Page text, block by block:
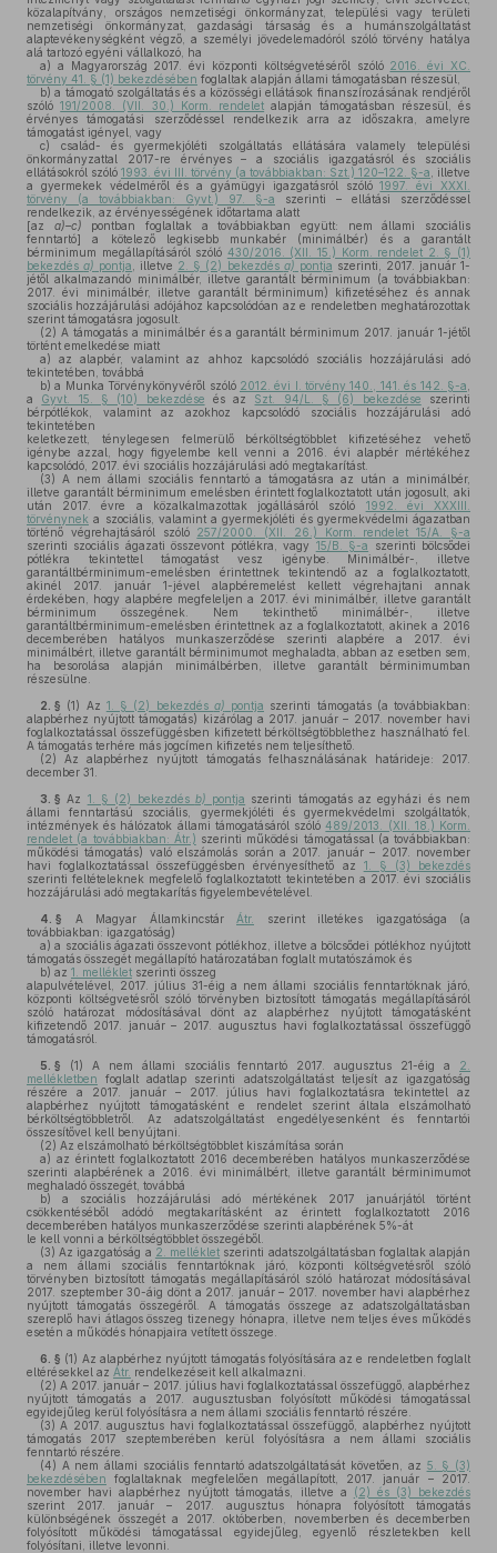
közalapítvány, országos nemzetiségi önkormányzat, települési vagy területi
nemzetiségi önkormányzat, gazdasági társaság és a humánszolgáltatást
alaptevékenységként végző, a személyi jövedelemadóról szóló törvény hatálya
alá tartozó egyéni vállalkozó, ha
a) a Magyarország 2017. évi központi költségvetéséről szóló 2016. évi XC.
törvény 41. § (1) bekezdésében foglaltak alapján állami támogatásban részesül,
b) a támogató szolgáltatás és a közösségi ellátások finanszírozásának rendjéről
szóló191/2008. (VII. 30.) Korm. rendelet alapján támogatásban részesül, és
érvényes támogatási szerződéssel rendelkezik arra az időszakra, amelyre
támogatást igényel, vagy
c) család- és gyermekjóléti szolgáltatás ellátására valamely települési
önkormányzattal 2017-re érvényes – a szociális igazgatásról és szociális
ellátásokról szóló 1993. évi III. törvény (a továbbiakban: Szt.) 120–122. §-a , illetve
a gyermekek védelméről és a gyámügyi igazgatásról szóló1997. évi XXXI.
törvény (a továbbiakban: Gyvt.) 97. §-a szerinti – ellátási szerződéssel
rendelkezik, az érvényességének időtartama alatt
[az a)–c) pontban foglaltak a továbbiakban együtt: nem állami szociális
fenntartó] a kötelező legkisebb munkabér (minimálbér) és a garantált
bérminimum megállapításáról szóló 430/2016. (XII. 15.) Korm. rendelet 2. § (1)
bekezdésa) pontja , illetve 2. § (2) bekezdés a) pontja szerinti, 2017. január 1-
jétől alkalmazandó minimálbér, illetve garantált bérminimum (a továbbiakban:
2017. évi minimálbér, illetve garantált bérminimum) kifizetéséhez és annak
szociális hozzájárulási adójához kapcsolódóan az e rendeletben meghatározottak
szerint támogatásra jogosult.
(2) A támogatás a minimálbér és a garantált bérminimum 2017. január 1-jétől
történt emelkedése miatt
a) az alapbér, valamint az ahhoz kapcsolódó szociális hozzájárulási adó
tekintetében, továbbá
b) a Munka Törvénykönyvéről szóló 2012. évi I. törvény 140., 141. és 142. §-a
a Gyvt. 15. § (10) bekezdése és az Szt. 94/L. § (6) bekezdése szerinti
bérpótlékok, valamint az azokhoz kapcsolódó szociális hozzájárulási adó
tekintetében
keletkezett, ténylegesen felmerülő bérköltségtöbblet kifizetéséhez vehető
igénybe azzal, hogy figyelembe kell venni a 2016. évi alapbér mértékéhez
kapcsolódó, 2017. évi szociális hozzájárulási adó megtakarítást.
(3) A nem állami szociális fenntartó a támogatásra az után a minimálbér,
illetve garantált bérminimum emelésben érintett foglalkoztatott után jogosult, aki
után 2017. évre a közalkalmazottak jogállásáról szóló 1992. évi XXXIII.
törvénynek a szociális, valamint a gyermekjóléti és gyermekvédelmi ágazatban
történő végrehajtásáról szóló 257/2000. (XII. 26.) Korm. rendelet 15/A. §-a
szerinti szociális ágazati összevont pótlékra, vagy 15/B. §-a szerinti bölcsődei
pótlékra tekintettel támogatást vesz igénybe. Minimálbér-, illetve
garantáltbérminimum-emelésben érintettnek tekintendő az a foglalkoztatott,
akinél 2017. január 1-jével alapbéremelést kellett végrehajtani annak
érdekében, hogy alapbére megfeleljen a 2017. évi minimálbér, illetve garantált
bérminimum összegének. Nem tekinthető minimálbér-, illetve
garantáltbérminimum-emelésben érintettnek az a foglalkoztatott, akinek a 2016
decemberében hatályos munkaszerződése szerinti alapbére a 2017. évi
minimálbért, illetve garantált bérminimumot meghaladta, abban az esetben sem,
ha besorolása alapján minimálbérben, illetve garantált bérminimumban
részesülne.
2. § (1) Az 1. § (2) bekezdés a) pontja szerinti támogatás (a továbbiakban:
alapbérhez nyújtott támogatás) kizárólag a 2017. január – 2017. november havi
foglalkoztatással összefüggésben kifizetett bérköltségtöbblethez használható fel.
A támogatás terhére más jogcímen kifizetés nem teljesíthető.
(2) Az alapbérhez nyújtott támogatás felhasználásának határideje: 2017.
december 31.
3. § Az 1. § (2) bekezdés b) pontja szerinti támogatás az egyházi és nem
állami fenntartású szociális, gyermekjóléti és gyermekvédelmi szolgáltatók,
intézmények és hálózatok állami támogatásáról szóló489/2013. (XII. 18.) Korm.
rendelet (a továbbiakban: Átr.) szerinti működési támogatással (a továbbiakban:
működési támogatás) való elszámolás során a 2017. január – 2017. november
havi foglalkoztatással összefüggésben érvényesíthető az 1. § (3) bekezdés
szerinti feltételeknek megfelelő foglalkoztatott tekintetében a 2017. évi szociális
hozzájárulási adó megtakarítás figyelembevételével.
4. § A Magyar Államkincstár Átr.
szerint illetékes igazgatósága (a
továbbiakban: igazgatóság)
a) a szociális ágazati összevont pótlékhoz, illetve a bölcsődei pótlékhoz nyújtott
támogatás összegét megállapító határozatában foglalt mutatószámok és
b) az 1. melléklet szerinti összeg
alapulvételével, 2017. július 31-éig a nem állami szociális fenntartóknak járó,
központi költségvetésről szóló törvényben biztosított támogatás megállapításáról
szóló határozat módosításával dönt az alapbérhez nyújtott támogatásként
kifizetendő 2017. január – 2017. augusztus havi foglalkoztatással összefüggő
támogatásról.
5. § (1) A nem állami szociális fenntartó 2017. augusztus 21-éig a 2.
mellékletben foglalt adatlap szerinti adatszolgáltatást teljesít az igazgatóság
részére a 2017. január – 2017. július havi foglalkoztatásra tekintettel az
alapbérhez nyújtott támogatásként e rendelet szerint általa elszámolható
bérköltségtöbbletről. Az adatszolgáltatást engedélyesenként és fenntartói
összesítővel kell benyújtani.
(2) Az elszámolható bérköltségtöbblet kiszámítása során
a) az érintett foglalkoztatott 2016 decemberében hatályos munkaszerződése
szerinti alapbérének a 2016. évi minimálbért, illetve garantált bérminimumot
meghaladó összegét, továbbá
b) a szociális hozzájárulási adó mértékének 2017 januárjától történt
csökkentéséből adódó megtakarításként az érintett foglalkoztatott 2016
decemberében hatályos munkaszerződése szerinti alapbérének 5%-át
le kell vonni a bérköltségtöbblet összegéből.
(3) Az igazgatóság a 2. melléklet szerinti adatszolgáltatásban foglaltak alapján
a nem állami szociális fenntartóknak járó, központi költségvetésről szóló
törvényben biztosított támogatás megállapításáról szóló határozat módosításával
2017. szeptember 30-áig dönt a 2017. január – 2017. november havi alapbérhez
nyújtott támogatás összegéről. A támogatás összege az adatszolgáltatásban
szereplő havi átlagos összeg tizenegy hónapra, illetve nem teljes éves működés
esetén a működés hónapjaira vetített összege.
6. § (1) Az alapbérhez nyújtott támogatás folyósítására az e rendeletben foglalt
eltérésekkel az Átr. rendelkezéseit kell alkalmazni.
(2) A 2017. január – 2017. július havi foglalkoztatással összefüggő, alapbérhez
nyújtott támogatás a 2017. augusztusban folyósított működési támogatással
egyidejűleg kerül folyósításra a nem állami szociális fenntartó részére.
(3) A 2017. augusztus havi foglalkoztatással összefüggő, alapbérhez nyújtott
támogatás 2017 szeptemberében kerül folyósításra a nem állami szociális
fenntartó részére.
(4) A nem állami szociális fenntartó adatszolgáltatását követően, az 5. § (3)
bekezdésében foglaltaknak megfelelően megállapított, 2017. január – 2017.
november havi alapbérhez nyújtott támogatás, illetve a
(2) és (3) bekezdés
szerint 2017. január – 2017. augusztus hónapra folyósított támogatás
különbségének összegét a 2017. októberben, novemberben és decemberben
folyósított működési támogatással egyidejűleg, egyenlő részletekben kell
folyósítani, illetve levonni.